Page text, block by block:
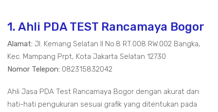
1. Ahli PDA TEST Rancamaya Bogor
Alamat: Jl. Kemang Selatan II No.8 RT.008 RW.002 Bangka,
Kec. Mampang Prpt, Kota Jakarta Selatan 12730
Nomor Telepon: 082315832042
Ahli Jasa PDA Test Rancamaya Bogor dengan akurat dan
hati-hati pengukuran sesuai grafik yang ditentukan pada